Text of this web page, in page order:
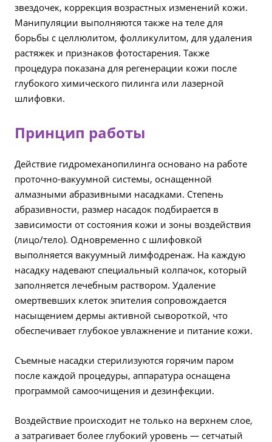
звездочек, коррекция возрастных изменений кожи.
Манипуляции выполняются также на теле для
борьбы с целлюлитом, фолликулитом, для удаления
растяжек и признаков фотостарения. Также
процедура показана для регенерации кожи после
глубокого химического пилинга или лазерной
шлифовки.
Принцип работы
Действие гидромеханопилинга основано на работе
проточно-вакуумной системы, оснащенной
алмазными абразивными насадками. Степень
абразивности, размер насадок подбирается в
зависимости от состояния кожи и зоны воздействия
(лицо/тело). Одновременно с шлифовкой
выполняется вакуумный лимфодренаж. На каждую
насадку надевают специальный колпачок, который
заполняется лечебным раствором. Удаление
омертвевших клеток эпителия сопровождается
насыщением дермы активной сывороткой, что
обеспечивает глубокое увлажнение и питание кожи.
Съемные насадки стерилизуются горячим паром
после каждой процедуры, аппаратура оснащена
программой самоочищения и дезинфекции.
Воздействие происходит не только на верхнем слое,
а затрагивает более глубокий уровень — сетчатый